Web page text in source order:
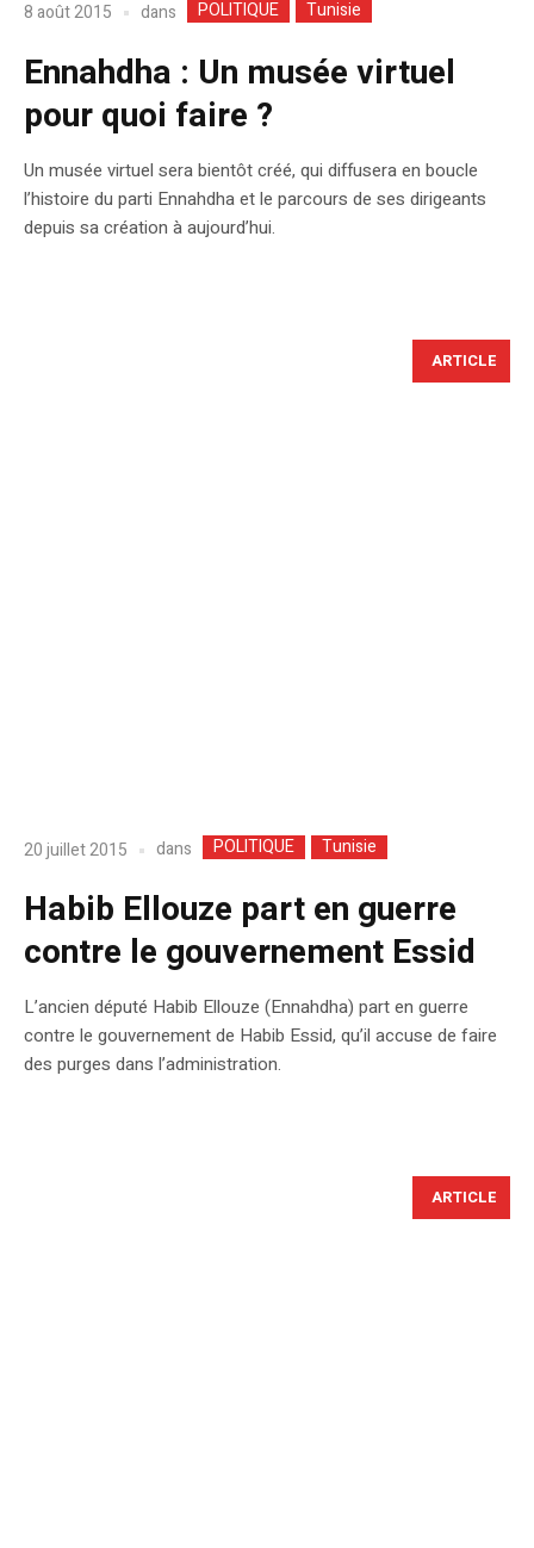
8 août 2015 dans POLITIQUE Tunisie
Ennahdha : Un musée virtuel
pour quoi faire ?
Un musée virtuel sera bientôt créé, qui diffusera en boucle
l’histoire du parti Ennahdha et le parcours de ses dirigeants
depuis sa création à aujourd’hui.
ARTICLE
20 juillet 2015 dans POLITIQUE Tunisie
Habib Ellouze part en guerre
contre le gouvernement Essid
L’ancien député Habib Ellouze (Ennahdha) part en guerre
contre le gouvernement de Habib Essid, qu’il accuse de faire
des purges dans l’administration.
ARTICLE